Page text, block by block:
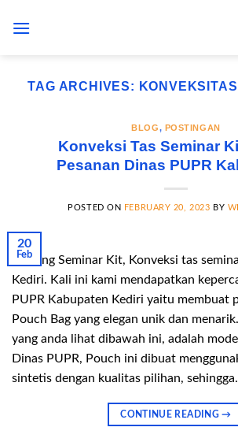
TAG ARCHIVES:
BLOG, POSTINGAN
Konveksi Tas Seminar
Pesanan Dinas PUPR
POSTED ON FEBRUARY 20, 2023 BY
20
Feb
Gudang Seminar Kit, Konveksi tas
Kediri. Kali ini kami mendapatkan
PUPR Kabupaten Kediri yaitu membuat
Pouch Bag yang elegan unik dan
yang anda lihat dibawah ini, adalah
Dinas PUPR, Pouch ini dibuat
sintetis dengan kualitas pilihan, sehingga.
CONTINUE READING→